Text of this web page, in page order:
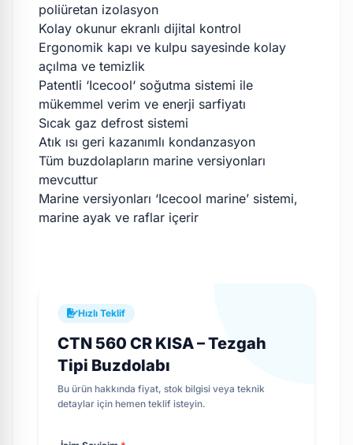
poliüretan izolasyon
Kolay okunur ekranlı dijital kontrol
Ergonomik kapı ve kulpu sayesinde kolay
açılma ve temizlik
Patentli ‘Icecool‘ soğutma sistemi ile
mükemmel verim ve enerji sarfiyatı
Sıcak gaz defrost sistemi
Atık ısı geri kazanımlı kondanzasyon
Tüm buzdolapların marine versiyonları
mevcuttur
Marine versiyonları ‘Icecool marine’ sistemi,
marine ayak ve raflar içerir
Hızlı Teklif
CTN 560 CR KISA – Tezgah
Tipi Buzdolabı
Bu ürün hakkında fiyat, stok bilgisi veya teknik
detaylar için hemen teklif isteyin.